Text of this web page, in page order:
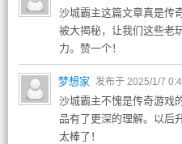
沙城霸主这篇文章真是传
被大揭秘，让我们这些老
力。赞一个！
梦想家 发布于 2025/1/7
沙城霸主不愧是传奇游戏
品有了更深的理解。以后
太棒了！